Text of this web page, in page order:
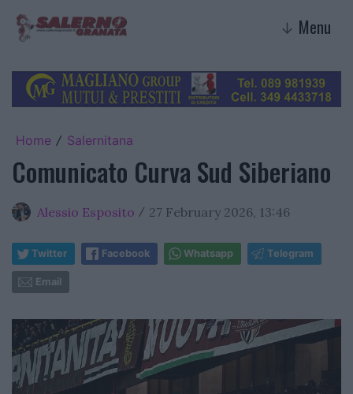
↓ Menu
Home / Salernitana
Comunicato Curva Sud Siberiano
Alessio Esposito / 27 February 2026, 13:46
Twitter Facebook Whatsapp Telegram
Email